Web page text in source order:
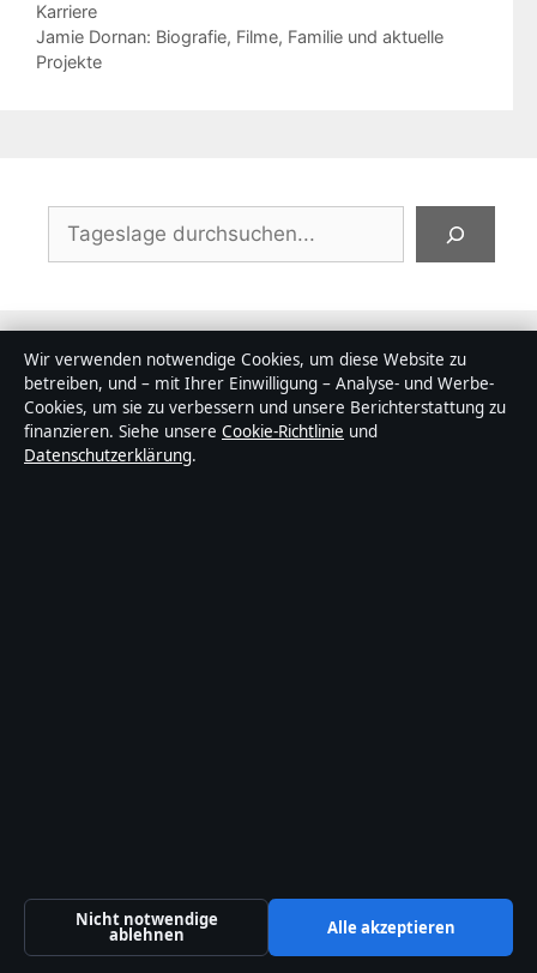
Karriere
Jamie Dornan: Biografie, Filme, Familie und aktuelle
Projekte
Suchen
Hans Peter Hallwachs: Leben, Tod &
bekannteste Rollen
& Kauf
August 2, 2026
Wir verwenden notwendige Cookies, um diese Website zu
betreiben, und – mit Ihrer Einwilligung – Analyse- und Werbe-
Cookies, um sie zu verbessern und unsere Berichterstattung zu
finanzieren. Siehe unsere Cookie-Richtlinie und
Datenschutzerklärung.
Nicht notwendige
ablehnen Alle akzeptieren